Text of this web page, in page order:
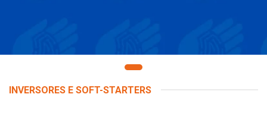
INVERSORES E SOFT-STARTERS